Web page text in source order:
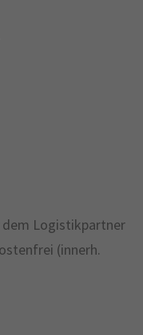
Logistikpartner
(innerh.